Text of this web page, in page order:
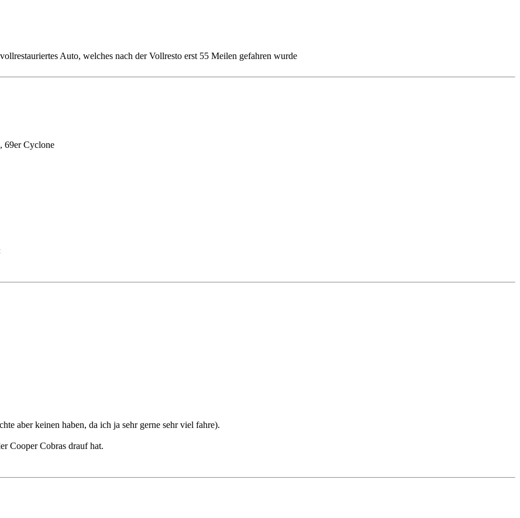
Auto, welches nach der Vollresto erst 55 Meilen gefahren wurde
69er Cyclone
aber keinen haben, da ich ja sehr gerne sehr viel fahre).
Cooper Cobras drauf hat.